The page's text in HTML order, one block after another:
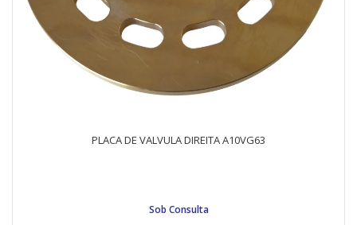
PLACA DE VALVULA DIREITA A10VG63
Sob Consulta